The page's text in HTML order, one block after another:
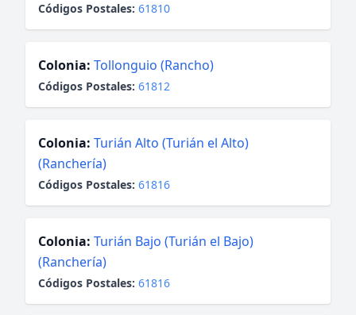
Códigos Postales: 61810
Colonia: Tollonguio (Rancho)
Códigos Postales: 61812
Colonia: Turián Alto (Turián el Alto)
(Ranchería)
Códigos Postales: 61816
Colonia: Turián Bajo (Turián el Bajo)
(Ranchería)
Códigos Postales: 61816